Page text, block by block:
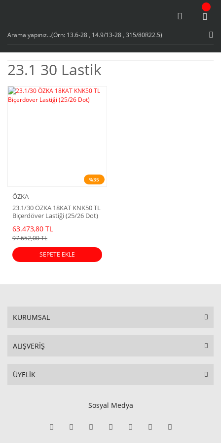
23.1 30 Lastik
%35
ÖZKA
23.1/30 ÖZKA 18KAT KNK50 TL
Biçerdöver Lastiği (25/26 Dot)
63.473,80 TL
97.652,00 TL
SEPETE EKLE
KURUMSAL
ALIŞVERİŞ
ÜYELİK
Sosyal Medya